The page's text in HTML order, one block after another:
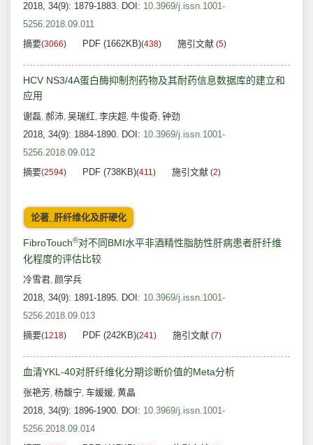
2018, 34(9): 1879-1883. DOI: 10.3969/j.issn.1001-
5256.2018.09.011
摘要(3066) PDF (1662KB)(438) 施引文献 (5)
HCV NS3/4A蛋白酶抑制剂药物及其耐药信息数据库的建立和
应用
谢磊, 郝沛, 吴瑞红, 李庆超, 牛俊奇, 钟劲
2018, 34(9): 1884-1890. DOI: 10.3969/j.issn.1001-
5256.2018.09.012
摘要(2594) PDF (738KB)(411) 施引文献 (2)
论著_肝纤维化及肝硬化
FibroTouch®对不同BMI水平非酒精性脂肪性肝病患者肝纤维
化程度的评估比较
冷雪君, 颜学兵
2018, 34(9): 1891-1895. DOI: 10.3969/j.issn.1001-
5256.2018.09.013
摘要(1218) PDF (242KB)(241) 施引文献 (7)
血清YKL-40对肝纤维化分期诊断价值的Meta分析
张艳芳, 杨馥宁, 车媛媛, 黄晶
2018, 34(9): 1896-1900. DOI: 10.3969/j.issn.1001-
5256.2018.09.014